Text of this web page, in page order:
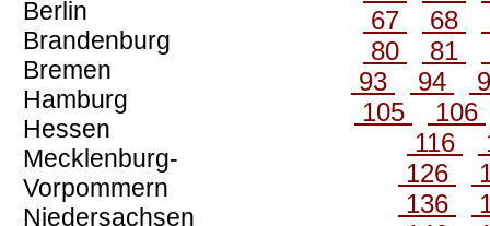
Berlin
Brandenburg
Bremen
Hamburg
Hessen
Mecklenburg-
Vorpommern
Niedersachsen
67
68
80
81
93
94
105
106
116
126
136